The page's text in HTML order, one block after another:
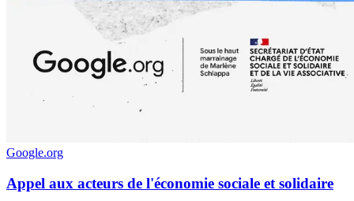
Google.org
Appel aux acteurs de l'économie sociale et solidaire